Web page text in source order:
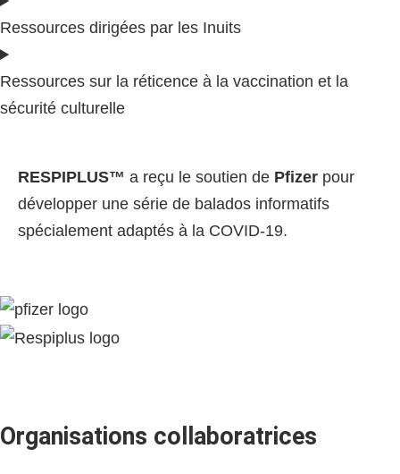
Ressources dirigées par les Inuits
Ressources sur la réticence à la vaccination et la
sécurité culturelle
RESPIPLUS™ a reçu le soutien de Pfizer pour
développer une série de balados informatifs
spécialement adaptés à la COVID-19.
Organisations collaboratrices